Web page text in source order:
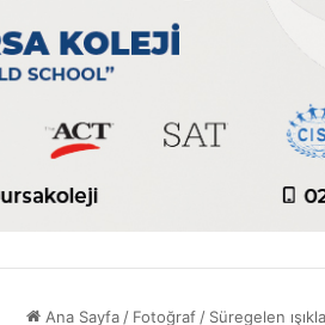
Ana Sayfa / Fotoğraf / Süregelen